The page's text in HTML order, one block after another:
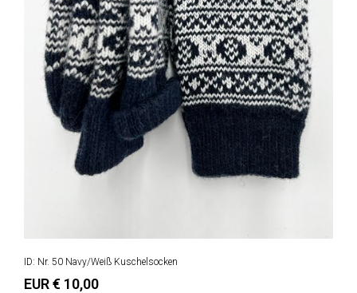
ID: Nr. 50 Navy/Weiß Kuschelsocken
EUR € 10,00